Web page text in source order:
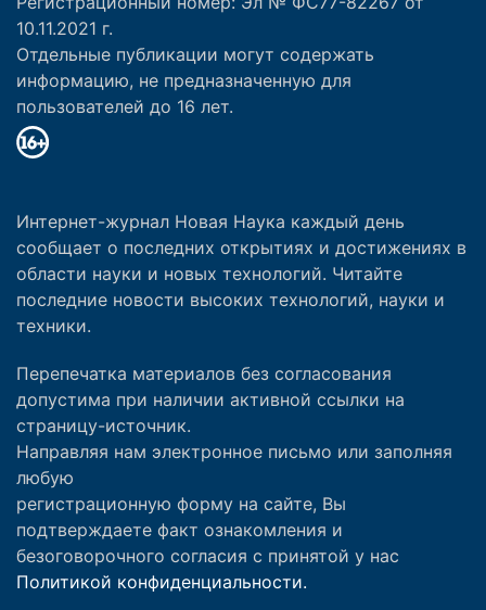
10.11.2021 г.
Отдельные публикации могут содержать
информацию, не предназначенную для
пользователей до 16 лет.
Интернет-журнал Новая Наука каждый день
сообщает о последних открытиях и достижениях в
области науки и новых технологий. Читайте
последние новости высоких технологий, науки и
техники.
Перепечатка материалов без согласования
допустима при наличии активной ссылки на
страницу-источник.
Направляя нам электронное письмо или заполняя
любую
регистрационную форму на сайте, Вы
подтверждаете факт ознакомления и
безоговорочного согласия с принятой у нас
Политикой конфиденциальности.